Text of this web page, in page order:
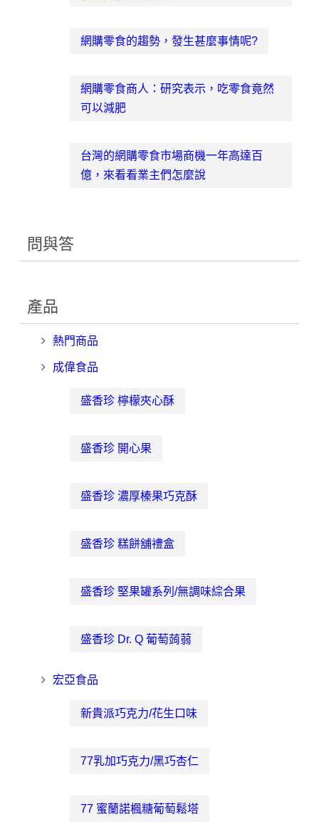
網購零食的趨勢，發生甚麼事情呢?
網購零食商人：研究表示，吃零食竟然
可以減肥
台灣的網購零食市場商機一年高達百
億，來看看業主們怎麼說
問與答
產品
熱門商品
成偉食品
盛香珍 檸檬夾心酥
盛香珍 開心果
盛香珍 濃厚榛果巧克酥
盛香珍 糕餅舖禮盒
盛香珍 堅果罐系列/無調味綜合果
盛香珍 Dr. Q 葡萄蒟蒻
宏亞食品
新貴派巧克力/花生口味
77乳加巧克力/黑巧杏仁
77 蜜蘭諾楓糖葡萄鬆塔